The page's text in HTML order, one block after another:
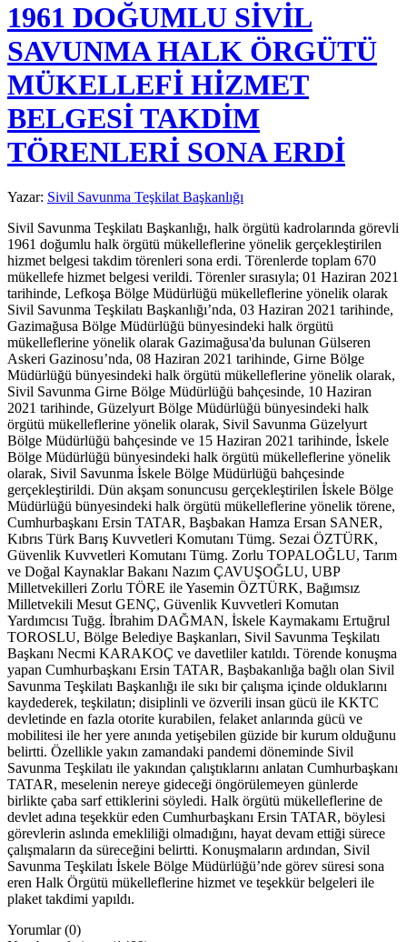
1961 DOĞUMLU SİVİL
SAVUNMA HALK ÖRGÜTÜ
MÜKELLEFİ HİZMET
BELGESİ TAKDİM
TÖRENLERİ SONA ERDİ
Yazar: Sivil Savunma Teşkilat Başkanlığı
Sivil Savunma Teşkilatı Başkanlığı, halk örgütü kadrolarında görevli
1961 doğumlu halk örgütü mükelleflerine yönelik gerçekleştirilen
hizmet belgesi takdim törenleri sona erdi. Törenlerde toplam 670
mükellefe hizmet belgesi verildi. Törenler sırasıyla; 01 Haziran 2021
tarihinde, Lefkoşa Bölge Müdürlüğü mükelleflerine yönelik olarak
Sivil Savunma Teşkilatı Başkanlığı’nda, 03 Haziran 2021 tarihinde,
Gazimağusa Bölge Müdürlüğü bünyesindeki halk örgütü
mükelleflerine yönelik olarak Gazimağusa'da bulunan Gülseren
Askeri Gazinosu’nda, 08 Haziran 2021 tarihinde, Girne Bölge
Müdürlüğü bünyesindeki halk örgütü mükelleflerine yönelik olarak,
Sivil Savunma Girne Bölge Müdürlüğü bahçesinde, 10 Haziran
2021 tarihinde, Güzelyurt Bölge Müdürlüğü bünyesindeki halk
örgütü mükelleflerine yönelik olarak, Sivil Savunma Güzelyurt
Bölge Müdürlüğü bahçesinde ve 15 Haziran 2021 tarihinde, İskele
Bölge Müdürlüğü bünyesindeki halk örgütü mükelleflerine yönelik
olarak, Sivil Savunma İskele Bölge Müdürlüğü bahçesinde
gerçekleştirildi. Dün akşam sonuncusu gerçekleştirilen İskele Bölge
Müdürlüğü bünyesindeki halk örgütü mükelleflerine yönelik törene,
Cumhurbaşkanı Ersin TATAR, Başbakan Hamza Ersan SANER,
Kıbrıs Türk Barış Kuvvetleri Komutanı Tümg. Sezai ÖZTÜRK,
Güvenlik Kuvvetleri Komutanı Tümg. Zorlu TOPALOĞLU, Tarım
ve Doğal Kaynaklar Bakanı Nazım ÇAVUŞOĞLU, UBP
Milletvekilleri Zorlu TÖRE ile Yasemin ÖZTÜRK, Bağımsız
Milletvekili Mesut GENÇ, Güvenlik Kuvvetleri Komutan
Yardımcısı Tuğg. İbrahim DAĞMAN, İskele Kaymakamı Ertuğrul
TOROSLU, Bölge Belediye Başkanları, Sivil Savunma Teşkilatı
Başkanı Necmi KARAKOÇ ve davetliler katıldı. Törende konuşma
yapan Cumhurbaşkanı Ersin TATAR, Başbakanlığa bağlı olan Sivil
Savunma Teşkilatı Başkanlığı ile sıkı bir çalışma içinde olduklarını
kaydederek, teşkilatın; disiplinli ve özverili insan gücü ile KKTC
devletinde en fazla otorite kurabilen, felaket anlarında gücü ve
mobilitesi ile her yere anında yetişebilen güzide bir kurum olduğunu
belirtti. Özellikle yakın zamandaki pandemi döneminde Sivil
Savunma Teşkilatı ile yakından çalıştıklarını anlatan Cumhurbaşkanı
TATAR, meselenin nereye gideceği öngörülemeyen günlerde
birlikte çaba sarf ettiklerini söyledi. Halk örgütü mükelleflerine de
devlet adına teşekkür eden Cumhurbaşkanı Ersin TATAR, böylesi
görevlerin aslında emekliliği olmadığını, hayat devam ettiği sürece
çalışmaların da süreceğini belirtti. Konuşmaların ardından, Sivil
Savunma Teşkilatı İskele Bölge Müdürlüğü’nde görev süresi sona
eren Halk Örgütü mükelleflerine hizmet ve teşekkür belgeleri ile
plaket takdimi yapıldı.
Yorumlar (0)